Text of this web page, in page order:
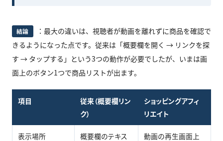
結論
：最大の違いは、視聴者が動画を離れずに商品を確認で
きるようになった点です。従来は「概要欄を開く → リンクを探
す → タップする」という3つの動作が必要でしたが、いまは画
面上のボタン1つで商品リストが出ます。
項目
従来（概要欄リン
ク）
ショッピングアフィ
リエイト
表示場所
概要欄のテキス
動画の再生画面上